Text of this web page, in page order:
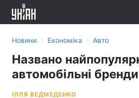
Новини › Економіка › Авто
Названо
автомобільні бренди
ІЛЛЯ ВЕДМЕДЕНКО